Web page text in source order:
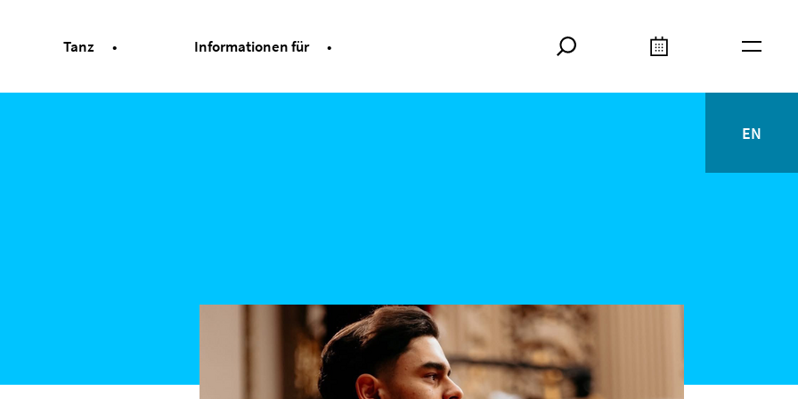
Tanz Informationen für Suche Kalender Meta
ENEnglish